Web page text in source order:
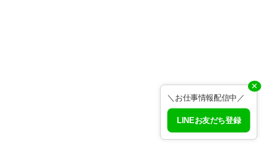
✕
＼お仕事情報配信中／
LINEお友だち登録